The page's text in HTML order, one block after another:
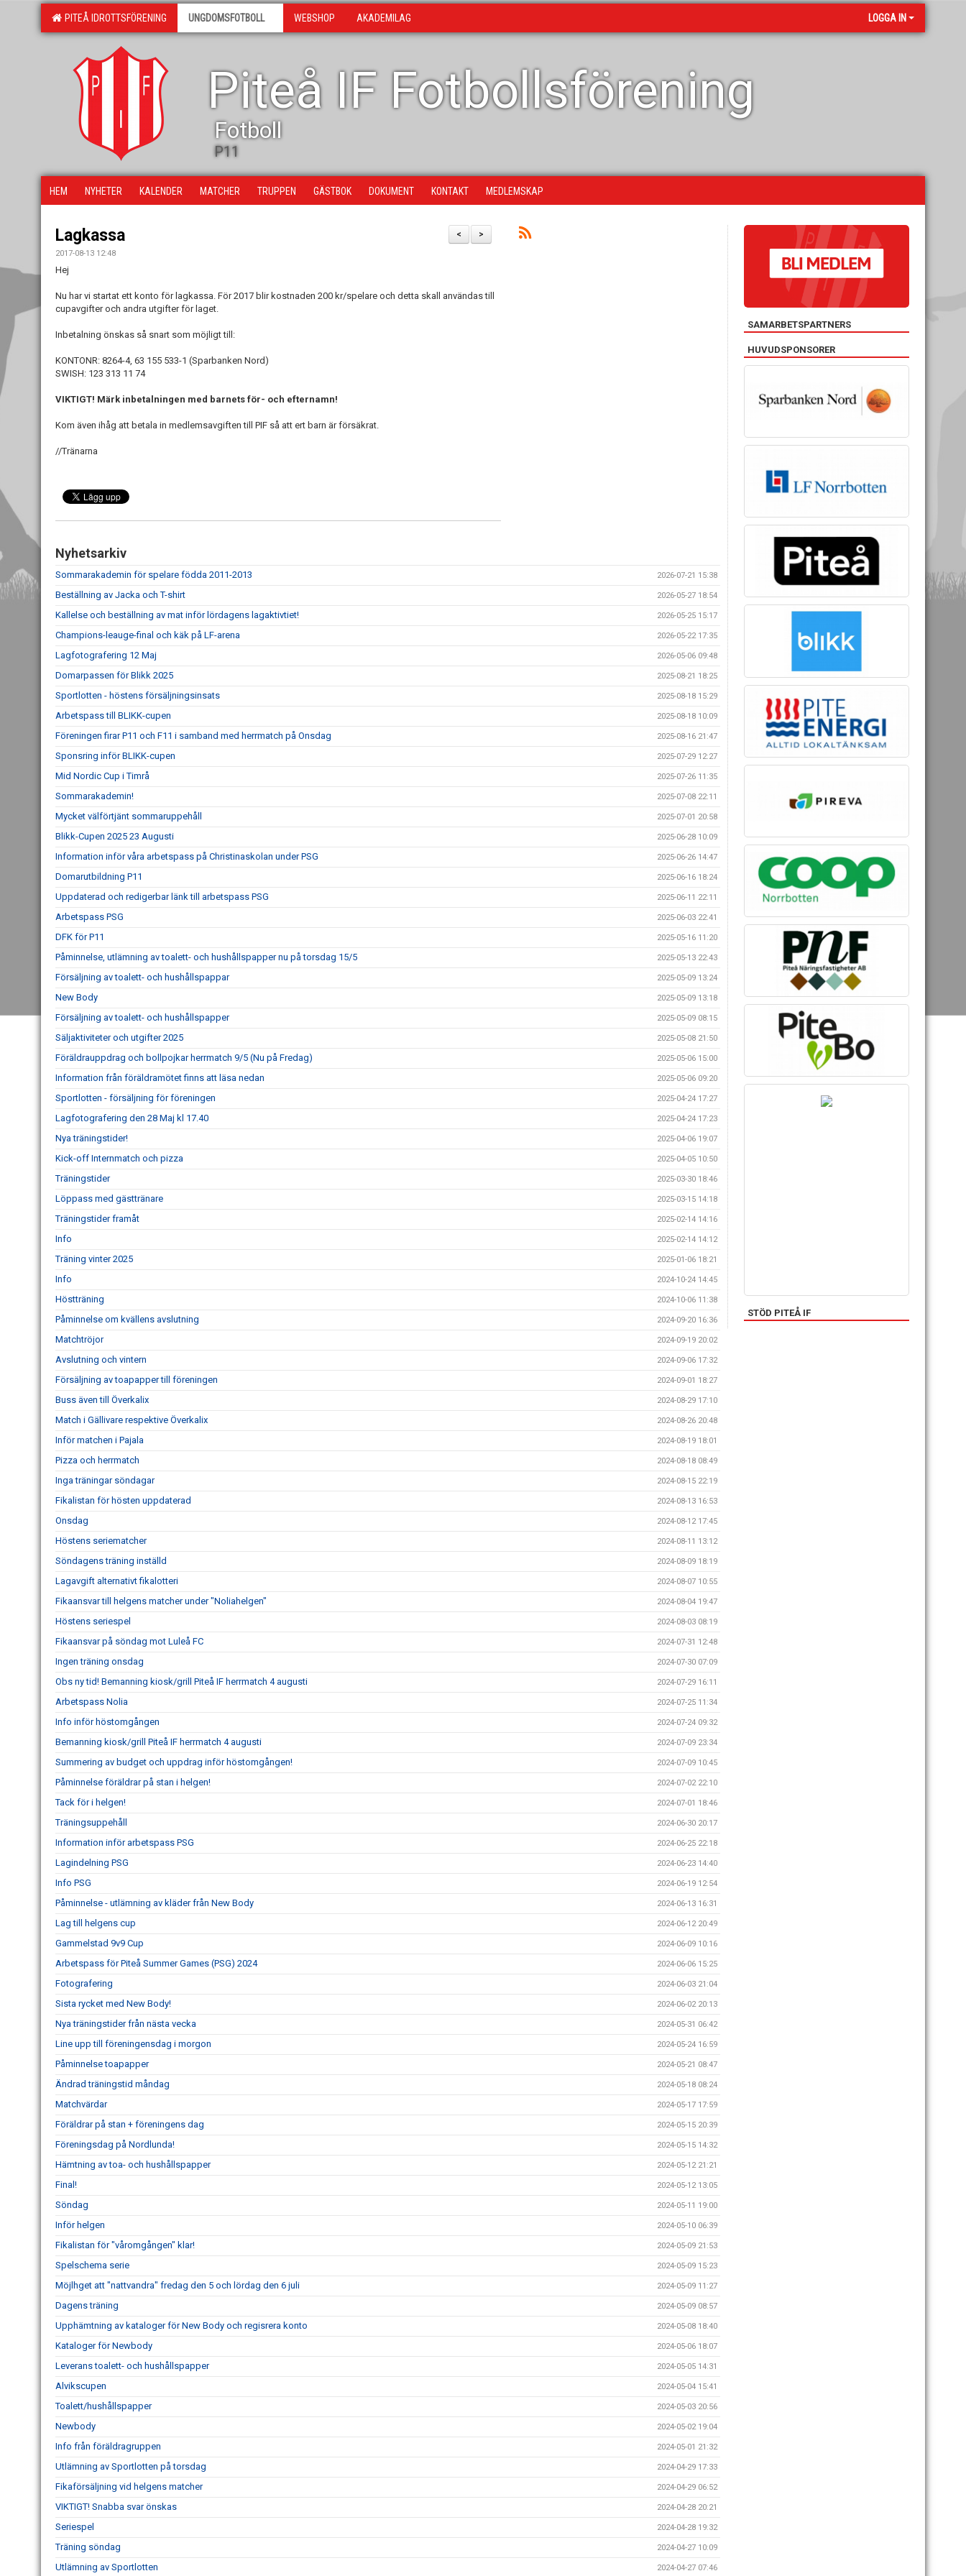
PITEÅ IDROTTSFÖRENING UNGDOMSFOTBOLL WEBSHOP AKADEMILAG LOGGA IN
Piteå IF Fotbollsförening
Fotboll
P11
HEM NYHETER KALENDER MATCHER TRUPPEN GÄSTBOK DOKUMENT KONTAKT MEDLEMSKAP
>
<
Lagkassa
2017-08-13 12:48
Hej
Nu har vi startat ett konto för lagkassa. För 2017 blir kostnaden 200 kr/spelare och detta skall användas till
cupavgifter och andra utgifter för laget.
Inbetalning önskas så snart som möjligt till:
KONTONR: 8264-4, 63 155 533-1 (Sparbanken Nord)
SWISH: 123 313 11 74
VIKTIGT! Märk inbetalningen med barnets för- och efternamn!
Kom även ihåg att betala in medlemsavgiften till PIF så att ert barn är försäkrat.
//Tränarna
Nyhetsarkiv
Sommarakademin för spelare födda 2011-2013 2026-07-21 15:38
Beställning av Jacka och T-shirt 2026-05-27 18:54
Kallelse och beställning av mat inför lördagens lagaktivtiet! 2026-05-25 15:17
Champions-leauge-final och käk på LF-arena 2026-05-22 17:35
Lagfotografering 12 Maj 2026-05-06 09:48
Domarpassen för Blikk 2025 2025-08-21 18:25
Sportlotten - höstens försäljningsinsats 2025-08-18 15:29
Arbetspass till BLIKK-cupen 2025-08-18 10:09
Föreningen firar P11 och F11 i samband med herrmatch på Onsdag 2025-08-16 21:47
Sponsring inför BLIKK-cupen 2025-07-29 12:27
Mid Nordic Cup i Timrå 2025-07-26 11:35
Sommarakademin! 2025-07-08 22:11
Mycket välförtjänt sommaruppehåll 2025-07-01 20:58
Blikk-Cupen 2025 23 Augusti 2025-06-28 10:09
Information inför våra arbetspass på Christinaskolan under PSG 2025-06-26 14:47
Domarutbildning P11 2025-06-16 18:24
Uppdaterad och redigerbar länk till arbetspass PSG 2025-06-11 22:11
Arbetspass PSG 2025-06-03 22:41
DFK för P11 2025-05-16 11:20
Påminnelse, utlämning av toalett- och hushållspapper nu på torsdag 15/5 2025-05-13 22:43
Försäljning av toalett- och hushållspappar 2025-05-09 13:24
New Body 2025-05-09 13:18
Försäljning av toalett- och hushållspapper 2025-05-09 08:15
Säljaktiviteter och utgifter 2025 2025-05-08 21:50
Föräldrauppdrag och bollpojkar herrmatch 9/5 (Nu på Fredag) 2025-05-06 15:00
Information från föräldramötet finns att läsa nedan 2025-05-06 09:20
Sportlotten - försäljning för föreningen 2025-04-24 17:27
Lagfotografering den 28 Maj kl 17.40 2025-04-24 17:23
Nya träningstider! 2025-04-06 19:07
Kick-off Internmatch och pizza 2025-04-05 10:50
Träningstider 2025-03-30 18:46
Löppass med gästtränare 2025-03-15 14:18
Träningstider framåt 2025-02-14 14:16
Info 2025-02-14 14:12
Träning vinter 2025 2025-01-06 18:21
Info 2024-10-24 14:45
Höstträning 2024-10-06 11:38
Påminnelse om kvällens avslutning 2024-09-20 16:36
Matchtröjor 2024-09-19 20:02
Avslutning och vintern 2024-09-06 17:32
Försäljning av toapapper till föreningen 2024-09-01 18:27
Buss även till Överkalix 2024-08-29 17:10
Match i Gällivare respektive Överkalix 2024-08-26 20:48
Inför matchen i Pajala 2024-08-19 18:01
Pizza och herrmatch 2024-08-18 08:49
Inga träningar söndagar 2024-08-15 22:19
Fikalistan för hösten uppdaterad 2024-08-13 16:53
Onsdag 2024-08-12 17:45
Höstens seriematcher 2024-08-11 13:12
Söndagens träning inställd 2024-08-09 18:19
Lagavgift alternativt fikalotteri 2024-08-07 10:55
Fikaansvar till helgens matcher under "Noliahelgen" 2024-08-04 19:47
Höstens seriespel 2024-08-03 08:19
Fikaansvar på söndag mot Luleå FC 2024-07-31 12:48
Ingen träning onsdag 2024-07-30 07:09
Obs ny tid! Bemanning kiosk/grill Piteå IF herrmatch 4 augusti 2024-07-29 16:11
Arbetspass Nolia 2024-07-25 11:34
Info inför höstomgången 2024-07-24 09:32
Bemanning kiosk/grill Piteå IF herrmatch 4 augusti 2024-07-09 23:34
Summering av budget och uppdrag inför höstomgången! 2024-07-09 10:45
Påminnelse föräldrar på stan i helgen! 2024-07-02 22:10
Tack för i helgen! 2024-07-01 18:46
Träningsuppehåll 2024-06-30 20:17
Information inför arbetspass PSG 2024-06-25 22:18
Lagindelning PSG 2024-06-23 14:40
Info PSG 2024-06-19 12:54
Påminnelse - utlämning av kläder från New Body 2024-06-13 16:31
Lag till helgens cup 2024-06-12 20:49
Gammelstad 9v9 Cup 2024-06-09 10:16
Arbetspass för Piteå Summer Games (PSG) 2024 2024-06-06 15:25
Fotografering 2024-06-03 21:04
Sista rycket med New Body! 2024-06-02 20:13
Nya träningstider från nästa vecka 2024-05-31 06:42
Line upp till föreningensdag i morgon 2024-05-24 16:59
Påminnelse toapapper 2024-05-21 08:47
Ändrad träningstid måndag 2024-05-18 08:24
Matchvärdar 2024-05-17 17:59
Föräldrar på stan + föreningens dag 2024-05-15 20:39
Föreningsdag på Nordlunda! 2024-05-15 14:32
Hämtning av toa- och hushållspapper 2024-05-12 21:21
Final! 2024-05-12 13:05
Söndag 2024-05-11 19:00
Inför helgen 2024-05-10 06:39
Fikalistan för "våromgången" klar! 2024-05-09 21:53
Spelschema serie 2024-05-09 15:23
Möjlhget att "nattvandra" fredag den 5 och lördag den 6 juli 2024-05-09 11:27
Dagens träning 2024-05-09 08:57
Upphämtning av kataloger för New Body och regisrera konto 2024-05-08 18:40
Kataloger för Newbody 2024-05-06 18:07
Leverans toalett- och hushållspapper 2024-05-05 14:31
Alvikscupen 2024-05-04 15:41
Toalett/hushållspapper 2024-05-03 20:56
Newbody 2024-05-02 19:04
Info från föräldragruppen 2024-05-01 21:32
Utlämning av Sportlotten på torsdag 2024-04-29 17:33
Fikaförsäljning vid helgens matcher 2024-04-29 06:52
VIKTIGT! Snabba svar önskas 2024-04-28 20:21
Seriespel 2024-04-28 19:32
Träning söndag 2024-04-27 10:09
Utlämning av Sportlotten 2024-04-27 07:46
SAMARBETSPARTNERS
HUVUDSPONSORER
STÖD PITEÅ IF